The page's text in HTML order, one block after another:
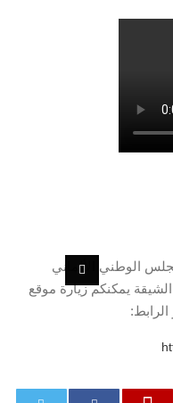
الوطني الألماني
يمكنكم زيارة موقع